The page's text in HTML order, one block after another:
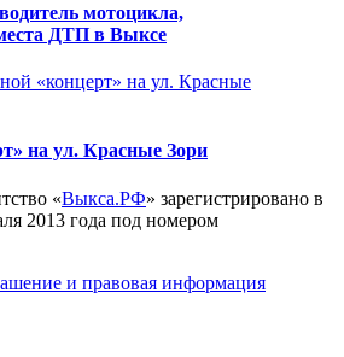
мотоцикла,
ДТП в Выксе
на ул. Красные Зори
«Выкса.РФ» зарегистрировано в
2013 года под номером
и правовая информация